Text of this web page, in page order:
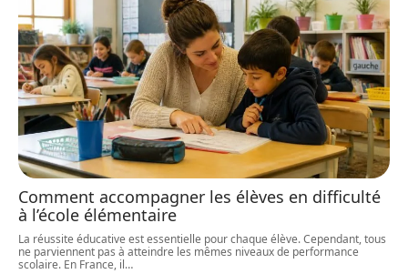
Comment accompagner les élèves en difficulté
à l’école élémentaire
La réussite éducative est essentielle pour chaque élève. Cependant, tous
ne parviennent pas à atteindre les mêmes niveaux de performance
scolaire. En France, il…